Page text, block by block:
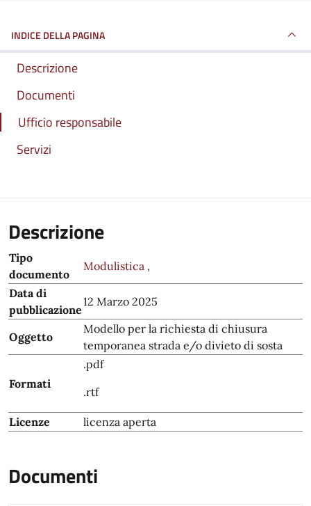
INDICE DELLA PAGINA
Descrizione
Documenti
Ufficio responsabile
Servizi
Descrizione
Tipo
documento
Modulistica ,
Data di
pubblicazione
12 Marzo 2025
Oggetto
Modello per la richiesta di chiusura
temporanea strada e/o divieto di sosta
Formati
.pdf
.rtf
Licenze licenza aperta
Documenti